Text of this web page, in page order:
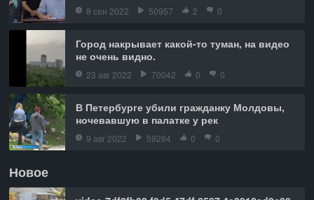
8 сен 2022 50957 2 0
Город накрывает какой-то туман, на видео
не очень видно.
23 авг 2022 70042 0 0
В Петербурге убили гражданку Молдовы,
ночевавшую в палатке у рек
9 авг 2022 59284 0 0
Новое